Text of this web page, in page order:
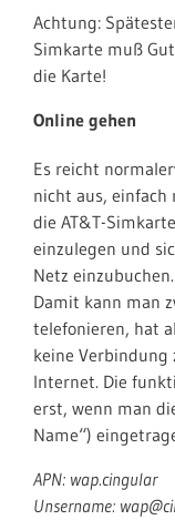
Achtung:
Simkarte muß
die Karte!
Online gehen
Es reicht
nicht aus, einfach
die AT&T-Simkarte
einzulegen und
Netz einzubuchen.
Damit kann man
telefonieren, hat
keine Verbindung
Internet. Die
erst, wenn man
Name“)
APN: wap.cingular
Unsername: